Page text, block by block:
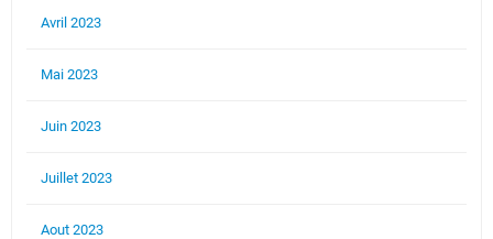
Avril 2023
Mai 2023
Juin 2023
Juillet 2023
Aout 2023